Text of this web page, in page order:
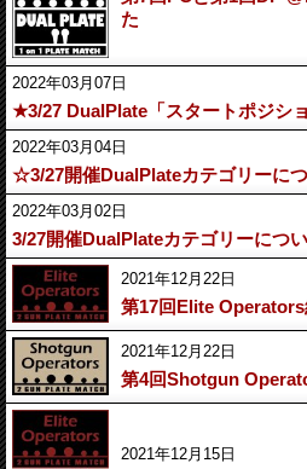
た
2022年03月07日
★3/27 DualPlate「スタートポジシ
2022年03月04日
☆3/27開催DualPlateカテゴリーに
2022年03月02日
3/27開催DualPlateカテゴリーにつ
2021年12月22日
第17回Elite
2021年12月22日
第4回Shotgun
2021年12月15日